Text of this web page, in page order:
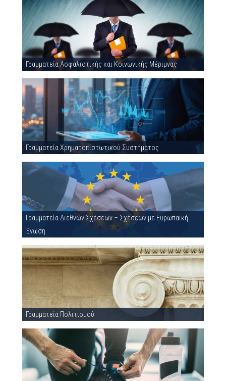
Γραμματεία Ασφαλιστικής και Κοινωνικής Μέριμνας
Γραμματεία Χρηματοπιστωτικού Συστήματος
Γραμματεία Διεθνών Σχέσεων – Σχέσεων με Ευρωπαϊκή
Ένωση
Γραμματεία Πολιτισμού